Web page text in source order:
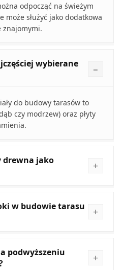
odpocząć na świeżym
może służyć jako dodatkowa
znajomymi.
wybierane
do budowy tarasów to
czy modrzew) oraz płyty
drewna jako
w budowie tarasu
podwyższeniu